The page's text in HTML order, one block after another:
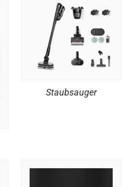
Staubsauger